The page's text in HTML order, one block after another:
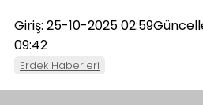
Giriş: 25-10-2025 02:59
09:42
Erdek Haberleri